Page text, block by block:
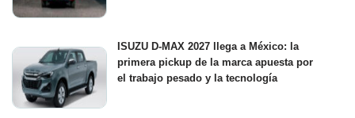
ISUZU D-MAX 2027 llega a México: la
primera pickup de la marca apuesta por
el trabajo pesado y la tecnología